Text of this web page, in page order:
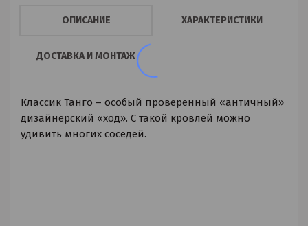
ОПИСАНИЕ ХАРАКТЕРИСТИКИ
ДОСТАВКА И МОНТАЖ
Классик Танго – особый проверенный «античный»
дизайнерский «ход». С такой кровлей можно
удивить многих соседей.